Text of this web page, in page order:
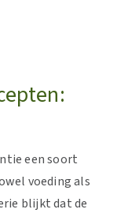
een soort
voeding als
blijkt dat de